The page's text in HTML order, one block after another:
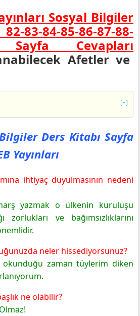
Sosyal Bilgiler
83-84-85-86-87-88-
Sayfa Cevapları
Afetler ve
[+]
Ders Kitabı Sayfa 82 Cevapları
Ders Kitabı Sayfa 83 Cevapları
Ders Kitabı Sayfa 85 Cevapları
Ders Kitabı Sayfa 86 Cevapları
Ders Kitabı Sayfa 87 Cevapları
Ders Kitabı Sayfa 88 Cevapları
Ders Kitabı Sayfa 91 Cevapları
Ders Kitabı Sayfa
Yayınları
ihtiyaç duyulmasının nedeni
yazmak o ülkenin kuruluşu
zorlukları ve bağımsızlıklarını
neler hissediyorsunuz?
okunduğu zaman tüylerim diken
ne olabilir?